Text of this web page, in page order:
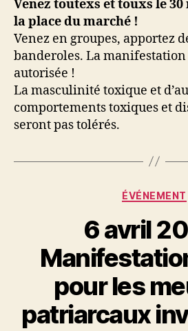
Venez toutexs et touxs le 30
la place du marché !
Venez en groupes, apportez
banderoles. La manifestation
autorisée !
La masculinité toxique et
comportements toxiques et
seront pas tolérés.
ÉVÉNEMENT
6 avril
pour les
patriarcaux